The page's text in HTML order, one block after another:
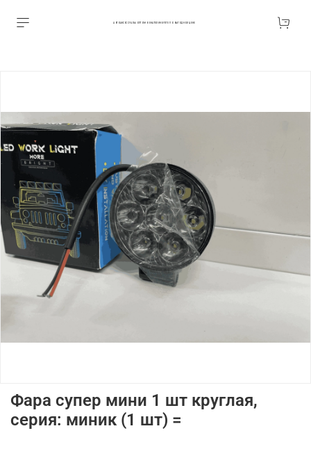
АВТОАКСЕССУАРЫ ОПТОМ В ЕКАТЕРИНБУРГЕ ПО ВЫГОДНОЙ ЦЕНЕ
Фара супер мини 1 шт круглая,
серия: миник (1 шт) =